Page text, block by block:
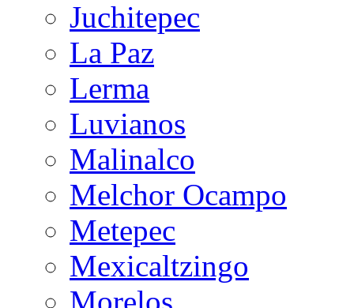
Juchitepec
La Paz
Lerma
Luvianos
Malinalco
Melchor Ocampo
Metepec
Mexicaltzingo
Morelos